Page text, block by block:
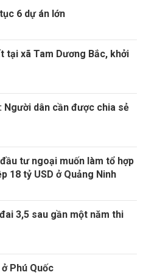
6 dự án lớn
tại xã Tam Dương Bắc, khởi
dân cần được chia sẻ
tư ngoại muốn làm tổ hợp
18 tỷ USD ở Quảng Ninh
3,5 sau gần một năm thi
Phú Quốc